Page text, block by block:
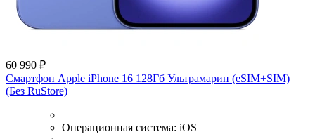
60 990 ₽
Смартфон Apple iPhone 16 128Гб Ультрамарин (eSIM+SIM)
(Без RuStore)
Операционная система: iOS